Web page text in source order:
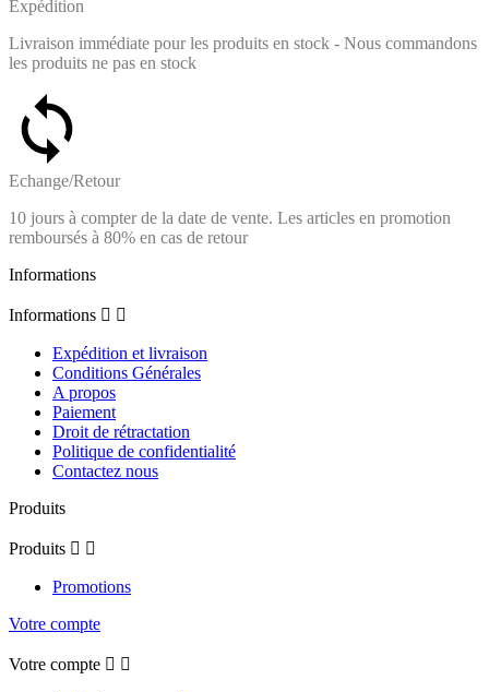
Expédition
Livraison immédiate pour les produits en stock - Nous commandons
les produits ne pas en stock
Echange/Retour
10 jours à compter de la date de vente. Les articles en promotion
remboursés à 80% en cas de retour
Informations
Informations  
Expédition et livraison
Conditions Générales
A propos
Paiement
Droit de rétractation
Politique de confidentialité
Contactez nous
Produits
Produits  
Promotions
Votre compte
Votre compte  